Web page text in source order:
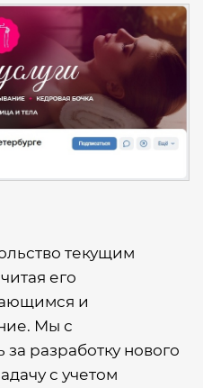
текущим
его
и
Мы с
разработку нового
с учетом